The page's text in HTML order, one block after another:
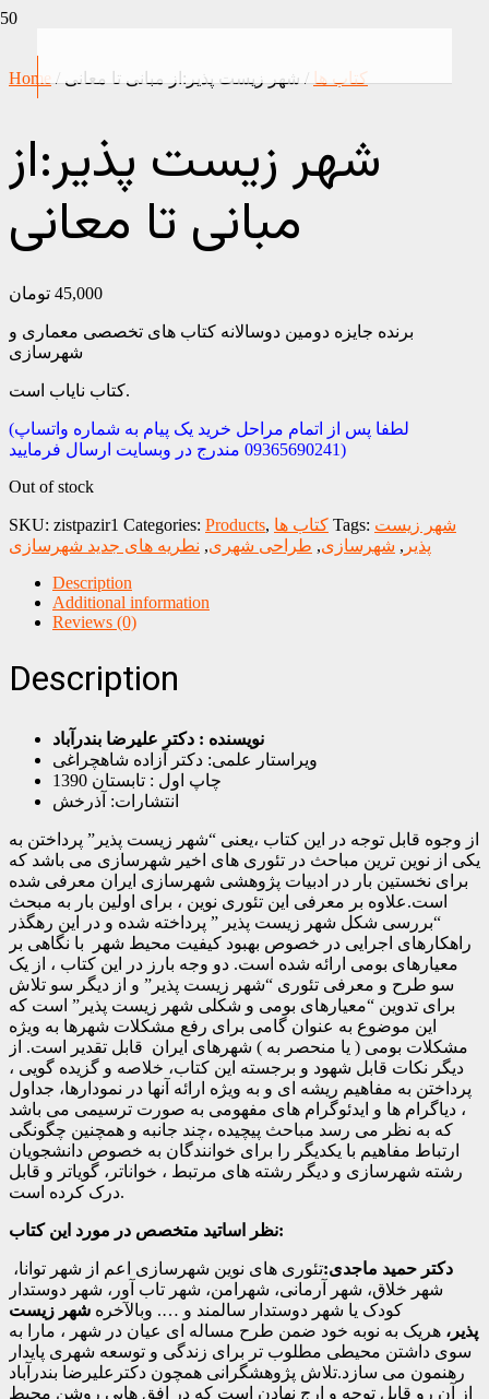
Home / کتاب ها / شهر زیست پذیر:از مبانی تا معانی
شهر زیست پذیر:از
مبانی تا معانی
45,000 تومان
برنده جایزه دومین دوسالانه کتاب های تخصصی معماری و
شهرسازی
کتاب نایاب است.
(لطفا پس از اتمام مراحل خرید یک پیام به شماره واتساپ
09365690241 مندرج در وبسایت ارسال فرمایید)
Out of stock
SKU: zistpazir1 Categories: Products, کتاب ها Tags: شهر زیست
پذیر , شهرسازی, طراحی شهری, نطریه های جدید شهرسازی
Description
Additional information
Reviews (0)
Description
نویسنده : دکتر علیرضا بندرآباد
ویراستار علمی: دکتر آزاده شاهچراغی
چاپ اول : تابستان 1390
انتشارات: آذرخش
از وجوه قابل توجه در این کتاب ،یعنی “شهر زیست پذیر” پرداختن به
یکی از نوین ترین مباحث در تئوری های اخیر شهرسازی می باشد که
برای نخستین بار در ادبیات پژوهشی شهرسازی ایران معرفی شده
است.علاوه بر معرفی این تئوری نوین ، برای اولین بار به مبحث
“بررسی شکل شهر زیست پذیر ” پرداخته شده و در این رهگذر
راهکارهای اجرایی در خصوص بهبود کیفیت محیط شهر با نگاهی بر
معیارهای بومی ارائه شده است. دو وجه بارز در این کتاب ، از یک
سو طرح و معرفی تئوری “شهر زیست پذیر” و از دیگر سو تلاش
برای تدوین “معیارهای بومی و شکلی شهر زیست پذیر” است که
این موضوع به عنوان گامی برای رفع مشکلات شهرها به ویژه
مشکلات بومی ( یا منحصر به ) شهرهای ایران قابل تقدیر است. از
دیگر نکات قابل شهود و برجسته این کتاب، خلاصه و گزیده گویی ،
پرداختن به مفاهیم ریشه ای و به ویژه ارائه آنها در نمودارها، جداول
، دیاگرام ها و ایدئوگرام های مفهومی به صورت ترسیمی می باشد
که به نظر می رسد مباحث پیچیده ،چند جانبه و همچنین چگونگی
ارتباط مفاهیم با یکدیگر را برای خوانندگان به خصوص دانشجویان
رشته شهرسازی و دیگر رشته های مرتبط ، خواناتر، گویاتر و قابل
درک کرده است.
نظر اساتید متخصص در مورد این کتاب:
دکتر حمید ماجدی:تئوری های نوین شهرسازی اعم از شهر توانا،
شهر خلاق، شهر آرمانی، شهرامن، شهر تاب آور، شهر دوستدار
کودک یا شهر دوستدار سالمند و …. وبالآخره شهر زیست
پذیر، هریک به نوبه خود ضمن طرح مساله ای عیان در شهر ، مارا به
سوی داشتن محیطی مطلوب تر برای زندگی و توسعه شهری پایدار
رهنمون می سازد.تلاش پژوهشگرانی همچون دکترعلیرضا بندرآباد
از آن رو قابل توجه و ارج نهادن است که در افق هایی روشن محیط